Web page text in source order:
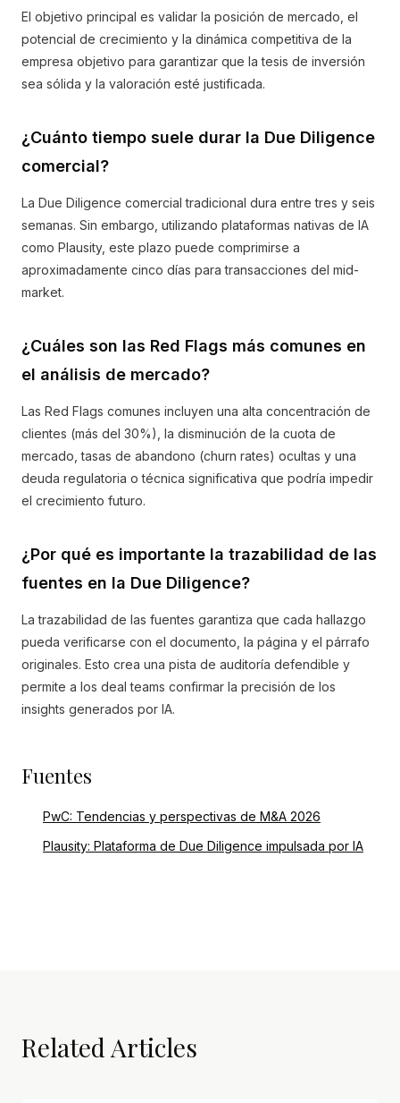
El objetivo principal es validar la posición de mercado, el
potencial de crecimiento y la dinámica competitiva de la
empresa objetivo para garantizar que la tesis de inversión
sea sólida y la valoración esté justificada.
¿Cuánto tiempo suele durar la Due Diligence
comercial?
La Due Diligence comercial tradicional dura entre tres y seis
semanas. Sin embargo, utilizando plataformas nativas de IA
como Plausity, este plazo puede comprimirse a
aproximadamente cinco días para transacciones del mid-
market.
¿Cuáles son las Red Flags más comunes en
el análisis de mercado?
Las Red Flags comunes incluyen una alta concentración de
clientes (más del 30%), la disminución de la cuota de
mercado, tasas de abandono (churn rates) ocultas y una
deuda regulatoria o técnica significativa que podría impedir
el crecimiento futuro.
¿Por qué es importante la trazabilidad de las
fuentes en la Due Diligence?
La trazabilidad de las fuentes garantiza que cada hallazgo
pueda verificarse con el documento, la página y el párrafo
originales. Esto crea una pista de auditoría defendible y
permite a los deal teams confirmar la precisión de los
insights generados por IA.
Fuentes
PwC: Tendencias y perspectivas de M&A 2026
Plausity: Plataforma de Due Diligence impulsada por IA
Related Articles